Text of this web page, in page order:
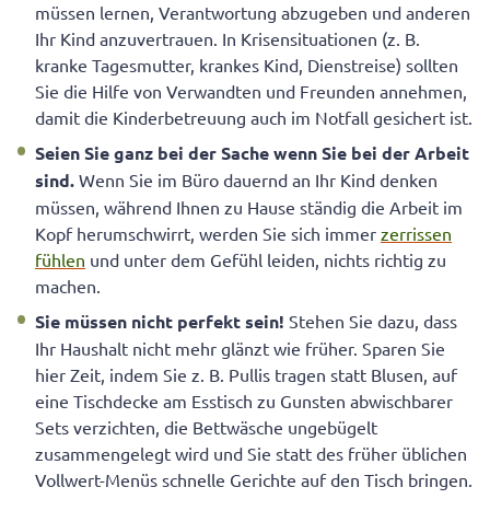
müssen lernen, Verantwortung abzugeben und anderen
Ihr Kind anzuvertrauen. In Krisensituationen (z. B.
kranke Tagesmutter, krankes Kind, Dienstreise) sollten
Sie die Hilfe von Verwandten und Freunden annehmen,
damit die Kinderbetreuung auch im Notfall gesichert ist.
Seien Sie ganz bei der Sache wenn Sie bei der Arbeit
sind. Wenn Sie im Büro dauernd an Ihr Kind denken
müssen, während Ihnen zu Hause ständig die Arbeit im
Kopf herumschwirrt, werden Sie sich immer zerrissen
fühlen und unter dem Gefühl leiden, nichts richtig zu
machen.
Sie müssen nicht perfekt sein! Stehen Sie dazu, dass
Ihr Haushalt nicht mehr glänzt wie früher. Sparen Sie
hier Zeit, indem Sie z. B. Pullis tragen statt Blusen, auf
eine Tischdecke am Esstisch zu Gunsten abwischbarer
Sets verzichten, die Bettwäsche ungebügelt
zusammengelegt wird und Sie statt des früher üblichen
Vollwert-Menüs schnelle Gerichte auf den Tisch bringen.